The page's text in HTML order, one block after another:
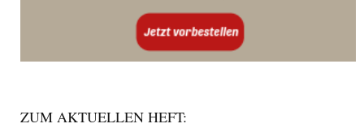
ZUM AKTUELLEN HEFT: